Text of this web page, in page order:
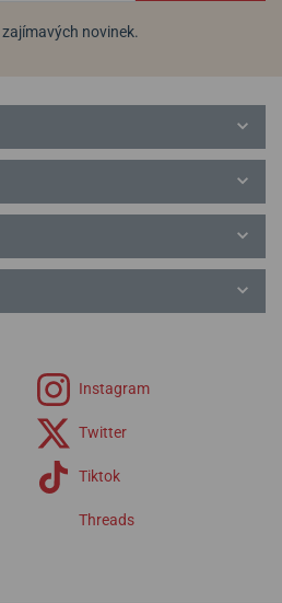
zajímavých novinek.
Instagram
Twitter
Tiktok
Threads